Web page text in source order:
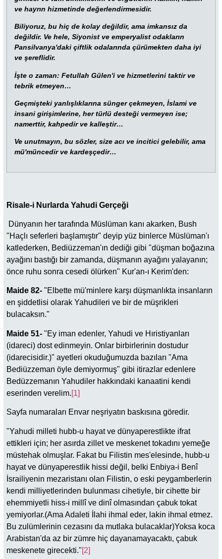
ve hayrın hizmetinde değerlendirmesidir.
Biliyoruz, bu hiç de kolay değildir, ama imkansız da
değildir. Ve hele, Siyonist ve emperyalist odakların
Pansilvanya'daki çiftlik odalarında çürümekten daha iyi
ve şereflidir.
İşte o zaman: Fetullah Gülen'i ve hizmetlerini taktir ve
tebrik etmeyen…
Geçmişteki yanlışlıklarına sünger çekmeyen, İslami ve
insani girişimlerine, her türlü desteği vermeyen ise;
namerttir, kahpedir ve kalleştir…
Ve unutmayın, bu sözler, size acı ve incitici gelebilir, ama
mü'müncedir ve kardeşçedir…
Risale-i Nurlarda Yahudi Gerçeği
Dünyanın her tarafında Müslüman kanı akarken, Bush
"Haçlı seferleri başlamıştır" deyip yüz binlerce Müslüman'ı
katlederken, Bediüzzeman'ın dediği gibi "düşman boğazına
ayağını bastığı bir zamanda, düşmanın ayağını yalayanın;
önce ruhu sonra cesedi ölürken" Kur'an-ı Kerim'den:
Maide 82- "Elbette mü'minlere karşı düşmanlıkta insanların
en şiddetlisi olarak Yahudileri ve bir de müşrikleri
bulacaksın."
Maide 51- "Ey iman edenler, Yahudi ve Hıristiyanları
(idareci) dost edinmeyin. Onlar birbirlerinin dostudur
(idarecisidir.)" ayetleri okuduğumuzda bazıları "Ama
Bediüzzeman öyle demiyormuş" gibi itirazlar edenlere
Bedüzzemanın Yahudiler hakkındaki kanaatini kendi
eserinden verelim.[1]
Sayfa numaraları Envar neşriyatın baskısına göredir.
"Yahudi milleti hubb-u hayat ve dünyaperestlikte ifrat
ettikleri için; her asırda zillet ve meskenet tokadını yemeğe
müstehak olmuşlar. Fakat bu Filistin mes'elesinde, hubb-u
hayat ve dünyaperestlik hissi değil, belki Enbiya-i Benî
İsrailiyenin mezaristanı olan Filistin, o eski peygamberlerin
kendi milliyetlerinden bulunması cihetiyle, bir cihette bir
ehemmiyetli hiss-i millî ve dinî olmasından çabuk tokat
yemiyorlar.(Ama Adaleti İlahi ihmal eder, lakin ihmal etmez.
Bu zulümlerinin cezasını da mutlaka bulacaklar)Yoksa koca
Arabistan'da az bir zümre hiç dayanamayacaktı, çabuk
meskenete girecekti."[2]